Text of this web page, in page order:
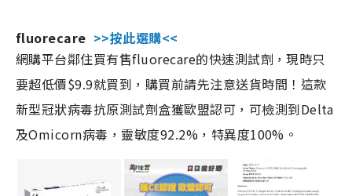
fluorecare >>按此選購<<
網購平台鄰住買有售fluorecare的快速測試劑，現時只
要超低價$9.9就買到，購買前請先注意送貨時間！這款
新型冠狀病毒抗原測試劑盒獲歐盟認可，可檢測到Delta
及Omicorn病毒，靈敏度92.2%，特異度100%。